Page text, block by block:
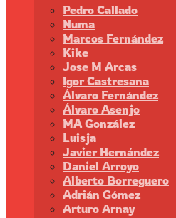
Pedro Callado
Numa
Marcos Fernández
Kike
Jose M Arcas
Igor Castresana
Álvaro Fernández
Álvaro Asenjo
MA González
Luisja
Javier Hernández
Daniel Arroyo
Alberto Borreguero
Adrián Gómez
Arturo Arnay